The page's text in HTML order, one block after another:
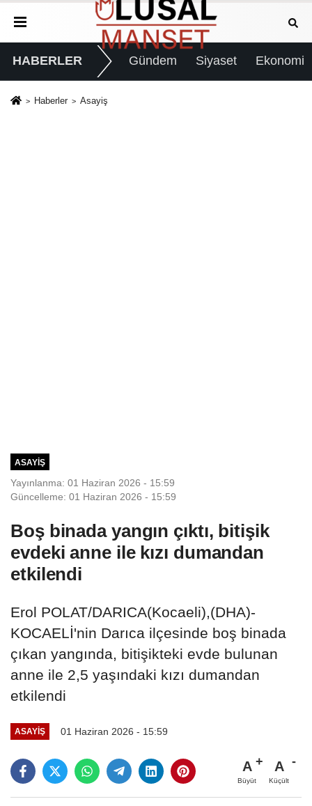
HABERLER Gündem Siyaset Ekonomi
Haberler Asayiş
ASAYIŞ
Yayınlanma: 01 Haziran 2026 - 15:59
Güncelleme: 01 Haziran 2026 - 15:59
Boş binada yangın çıktı, bitişik
evdeki anne ile kızı dumandan
etkilendi
Erol POLAT/DARICA(Kocaeli),(DHA)-
KOCAELİ'nin Darıca ilçesinde boş binada
çıkan yangında, bitişikteki evde bulunan
anne ile 2,5 yaşındaki kızı dumandan
etkilendi
ASAYIŞ 01 Haziran 2026 - 15:59
A
Büyüt
A
Küçült